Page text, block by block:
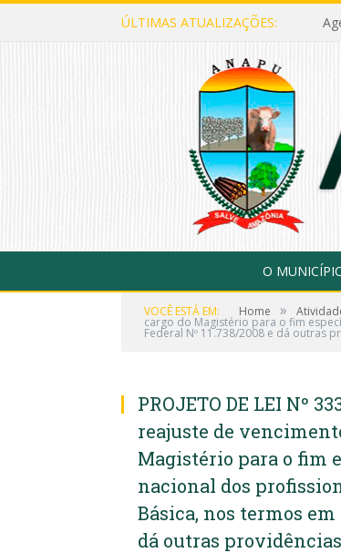
ÚLTIMAS ATUALIZAÇÕES:
O
VOCÊ ESTÁ EM: Home »
cargo do Magistério para o fim
Federal Nº 11.738/2008 e dá outras
PROJETO DE LEI Nº
reajuste de
Magistério para o fim
nacional dos
Básica, nos termos em
dá outras